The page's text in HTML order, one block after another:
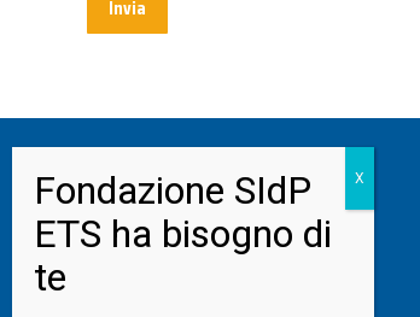
Archivi